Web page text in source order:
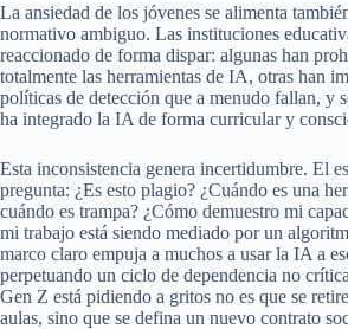
La ansiedad de los jóvenes se alimenta
normativo ambiguo. Las instituciones
reaccionado de forma dispar: algunas han
totalmente las herramientas de IA, otras han
políticas de detección que a menudo fallan, y
ha integrado la IA de forma curricular y
Esta inconsistencia genera incertidumbre. El
pregunta: ¿Es esto plagio? ¿Cuándo es una
cuándo es trampa? ¿Cómo demuestro mi
mi trabajo está siendo mediado por un
marco claro empuja a muchos a usar la IA a
perpetuando un ciclo de dependencia no
Gen Z está pidiendo a gritos no es que se
aulas, sino que se defina un nuevo contrato